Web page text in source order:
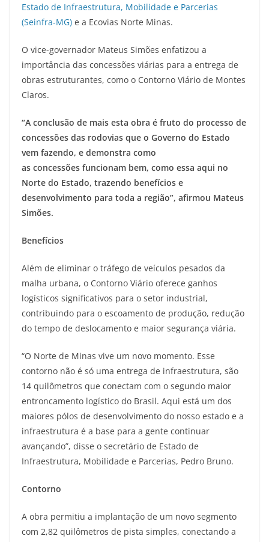
Estado de Infraestrutura, Mobilidade e Parcerias
(Seinfra-MG) e a Ecovias Norte Minas.
O vice-governador Mateus Simões enfatizou a
importância das concessões viárias para a entrega de
obras estruturantes, como o Contorno Viário de Montes
Claros.
“A conclusão de mais esta obra é fruto do processo de
concessões das rodovias que o Governo do Estado
vem fazendo, e demonstra como
as concessões funcionam bem, como essa aqui no
Norte do Estado, trazendo benefícios e
desenvolvimento para toda a região”, afirmou Mateus
Simões.
Benefícios
Além de eliminar o tráfego de veículos pesados da
malha urbana, o Contorno Viário oferece ganhos
logísticos significativos para o setor industrial,
contribuindo para o escoamento de produção, redução
do tempo de deslocamento e maior segurança viária.
“O Norte de Minas vive um novo momento. Esse
contorno não é só uma entrega de infraestrutura, são
14 quilômetros que conectam com o segundo maior
entroncamento logístico do Brasil. Aqui está um dos
maiores pólos de desenvolvimento do nosso estado e a
infraestrutura é a base para a gente continuar
avançando”, disse o secretário de Estado de
Infraestrutura, Mobilidade e Parcerias, Pedro Bruno.
Contorno
A obra permitiu a implantação de um novo segmento
com 2,82 quilômetros de pista simples, conectando a